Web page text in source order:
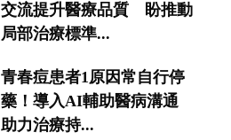
交流提升醫療品質 盼推動
局部治療標準...
青春痘患者1原因常自行停
藥！導入AI輔助醫病溝通
助力治療持...